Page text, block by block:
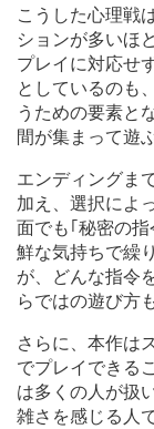
こうした心理戦
ションが多いほ
プレイに対応せ
としているのも
うための要素と
間が集まって遊
エンディングま
加え、選択によ
面でも｢秘密の
鮮な気持ちで繰
が、どんな指令
らではの遊び方
さらに、本作は
でプレイできる
は多くの人が扱
雑さを感じる人